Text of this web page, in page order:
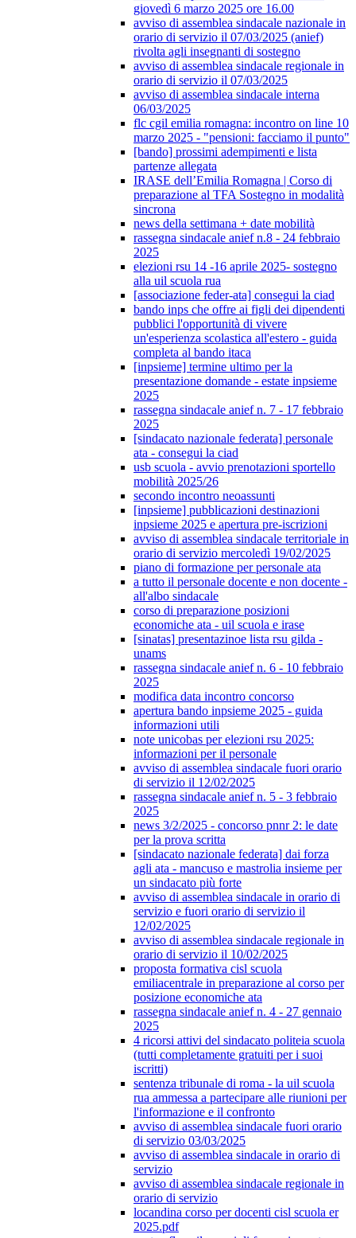
giovedì 6 marzo 2025 ore 16.00
avviso di assemblea sindacale nazionale in
orario di servizio il 07/03/2025 (anief)
rivolta agli insegnanti di sostegno
avviso di assemblea sindacale regionale in
orario di servizio il 07/03/2025
avviso di assemblea sindacale interna
06/03/2025
flc cgil emilia romagna: incontro on line 10
marzo 2025 - "pensioni: facciamo il punto"
[bando] prossimi adempimenti e lista
partenze allegata
IRASE dell’Emilia Romagna | Corso di
preparazione al TFA Sostegno in modalità
sincrona
news della settimana + date mobilità
rassegna sindacale anief n.8 - 24 febbraio
2025
elezioni rsu 14 -16 aprile 2025- sostegno
alla uil scuola rua
[associazione feder-ata] consegui la ciad
bando inps che offre ai figli dei dipendenti
pubblici l'opportunità di vivere
un'esperienza scolastica all'estero - guida
completa al bando itaca
[inpsieme] termine ultimo per la
presentazione domande - estate inpsieme
2025
rassegna sindacale anief n. 7 - 17 febbraio
2025
[sindacato nazionale federata] personale
ata - consegui la ciad
usb scuola - avvio prenotazioni sportello
mobilità 2025/26
secondo incontro neoassunti
[inpsieme] pubblicazioni destinazioni
inpsieme 2025 e apertura pre-iscrizioni
avviso di assemblea sindacale territoriale in
orario di servizio mercoledì 19/02/2025
piano di formazione per personale ata
a tutto il personale docente e non docente -
all'albo sindacale
corso di preparazione posizioni
economiche ata - uil scuola e irase
[sinatas] presentazinoe lista rsu gilda -
unams
rassegna sindacale anief n. 6 - 10 febbraio
2025
modifica data incontro concorso
apertura bando inpsieme 2025 - guida
informazioni utili
note unicobas per elezioni rsu 2025:
informazioni per il personale
avviso di assemblea sindacale fuori orario
di servizio il 12/02/2025
rassegna sindacale anief n. 5 - 3 febbraio
2025
news 3/2/2025 - concorso pnnr 2: le date
per la prova scritta
[sindacato nazionale federata] dai forza
agli ata - mancuso e mastrolia insieme per
un sindacato più forte
avviso di assemblea sindacale in orario di
servizio e fuori orario di servizio il
12/02/2025
avviso di assemblea sindacale regionale in
orario di servizio il 10/02/2025
proposta formativa cisl scuola
emiliacentrale in preparazione al corso per
posizione economiche ata
rassegna sindacale anief n. 4 - 27 gennaio
2025
4 ricorsi attivi del sindacato politeia scuola
(tutti completamente gratuiti per i suoi
iscritti)
sentenza tribunale di roma - la uil scuola
rua ammessa a partecipare alle riunioni per
l'informazione e il confronto
avviso di assemblea sindacale fuori orario
di servizio 03/03/2025
avviso di assemblea sindacale in orario di
servizio
avviso di assemblea sindacale regionale in
orario di servizio
locandina corso per docenti cisl scuola er
2025.pdf